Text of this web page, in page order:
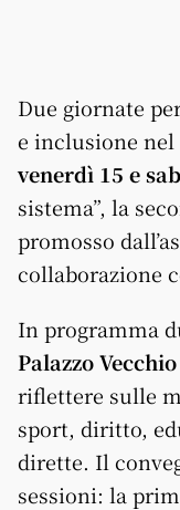
Due giornate
e inclusione nel
venerdì 15 e
sistema”, la
promosso
collaborazione
In programma
Palazzo Vecchio
riflettere sulle
sport, diritto,
dirette. Il
sessioni: la